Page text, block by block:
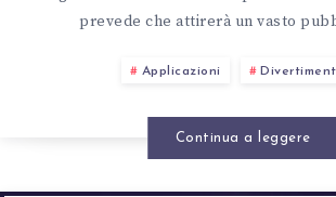
prevede che attirerà un vasto
Applicazioni
Continua a leggere